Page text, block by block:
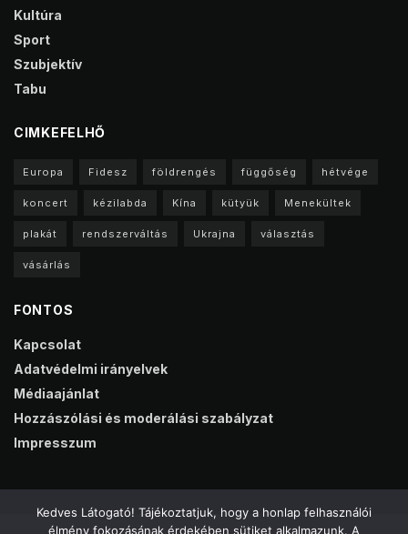
Kultúra
Sport
Szubjektív
Tabu
CIMKEFELHŐ
Europa Fidesz földrengés függőség hétvége
koncert kézilabda Kína kütyük Menekültek
plakát rendszerváltás Ukrajna választás
vásárlás
FONTOS
Kapcsolat
Adatvédelmi irányelvek
Médiaajánlat
Hozzászólási és moderálási szabályzat
Impresszum
Kedves Látogató! Tájékoztatjuk, hogy a honlap felhasználói
élmény fokozásának érdekében sütiket alkalmazunk. A